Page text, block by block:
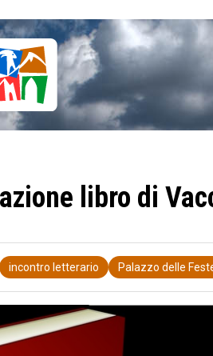
libro di
incontro letterario Palazzo delle